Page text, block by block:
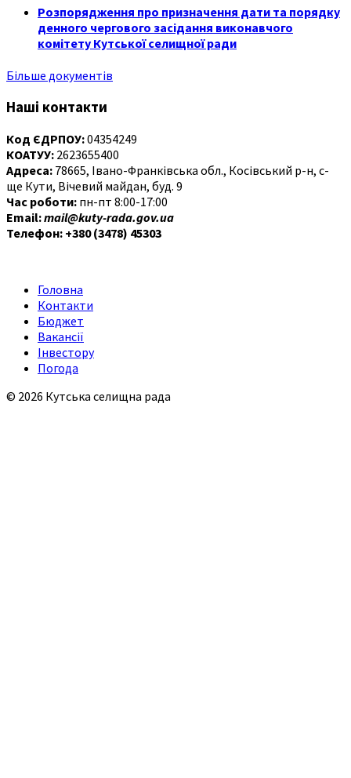
Розпорядження про призначення дати та порядку
денного чергового засідання виконавчого
комітету Кутської селищної ради
Більше документів
Наші контакти
Код ЄДРПОУ:04354249
КОАТУУ: 2623655400
Адреса: 78665, Івано-Франківська обл., Косівський р-н, с-
ще Кути, Вічевий майдан, буд. 9
Час роботи: пн-пт 8:00-17:00
Email:mail@kuty-rada.gov.ua
Телефон: +380 (3478) 45303
Головна
Контакти
Бюджет
Вакансії
Інвестору
Погода
© 2026 Кутська селищна рада